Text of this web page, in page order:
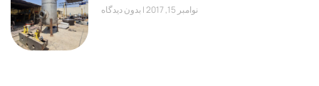
نوامبر 15, 2017 بدون دیدگاه